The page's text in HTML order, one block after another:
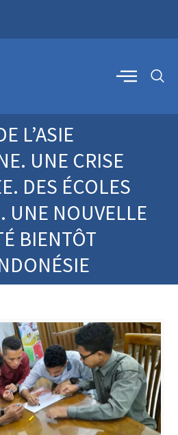
L’ASIE
UNE CRISE
DES ÉCOLES
UNE NOUVELLE
BIENTÔT